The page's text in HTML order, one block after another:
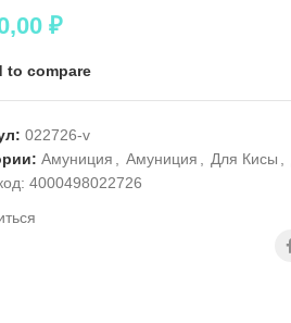
₽
to compare
022726-v
Амуниция Амуниция Для Кисы
4000498022726